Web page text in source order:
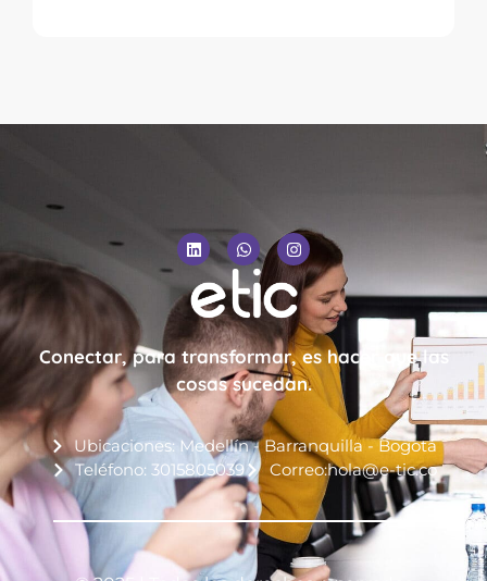
Conectar, para transformar, es hacer que las
cosas sucedan.
Ubicaciones: Medellín - Barranquilla - Bogotá
Teléfono: 3015805039
Correo:hola@e-tic.co